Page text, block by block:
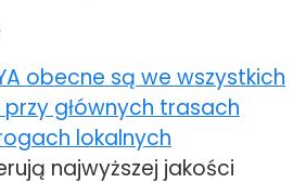
obecne są we wszystkich
głównych trasach
lokalnych
najwyższej jakości